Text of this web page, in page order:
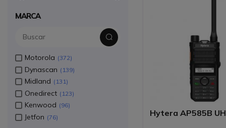
Hytera AP585B
MARCA
Motorola 372
Dynascan 139
Midland 131
Onedirect 123
Kenwood 96
Jetfon 76